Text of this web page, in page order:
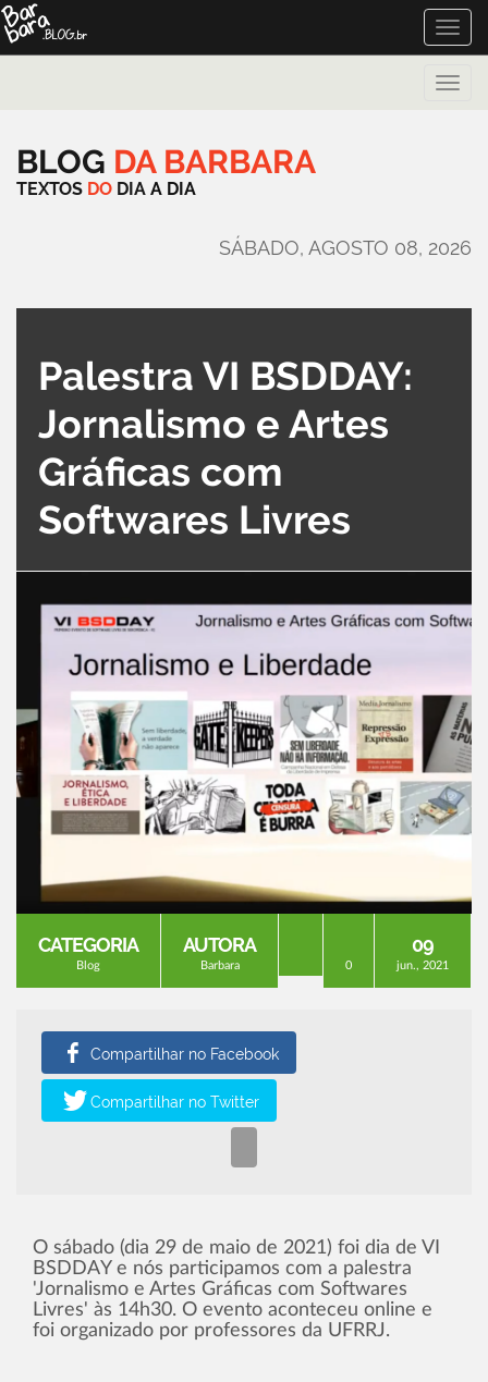
Toggle
Toggle
BLOG DA BARBARA
TEXTOS DO DIA A DIA
SÁBADO, AGOSTO 08, 2026
Palestra VI BSDDAY:
Jornalismo e Artes
Gráficas com
Softwares Livres
CATEGORIA
Blog
AUTORA
Barbara 0
09
jun., 2021
O sábado (dia 29 de maio de 2021) foi dia de VI
BSDDAY e nós participamos com a palestra
'Jornalismo e Artes Gráficas com Softwares
Livres' às 14h30. O evento aconteceu online e
foi organizado por professores da UFRRJ.